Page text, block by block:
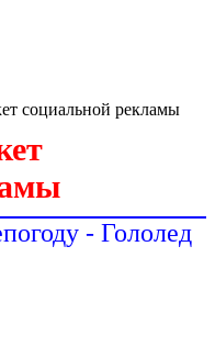
социальной рекламы
- Гололед